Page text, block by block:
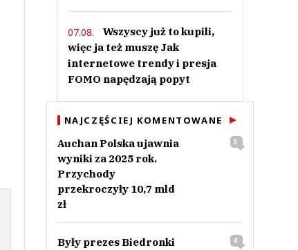
07.08.
Wszyscy już to kupili,
więc ja też muszę Jak
internetowe trendy i presja
FOMO napędzają popyt
NAJCZĘŚCIEJ KOMENTOWANE
Auchan Polska ujawnia
wyniki za 2025 rok.
Przychody
przekroczyły 10,7 mld
zł
5
Były prezes Biedronki
4